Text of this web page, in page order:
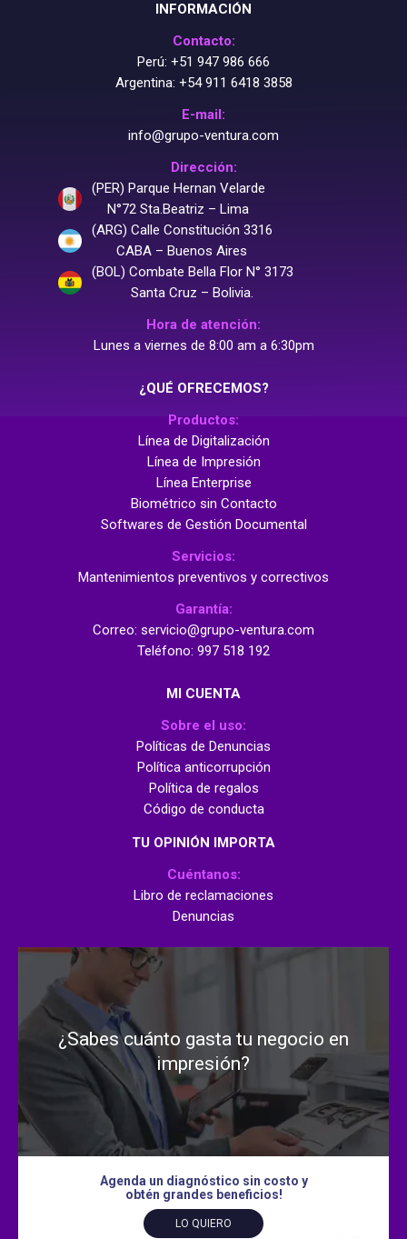
INFORMACIÓN
Contacto:
Perú: +51 947 986 666
Argentina: +54 911 6418 3858
E-mail:
info@grupo-ventura.com
Dirección:
(PER) Parque Hernan Velarde
N°72 Sta.Beatriz – Lima
(ARG) Calle Constitución 3316
CABA – Buenos Aires
(BOL) Combate Bella Flor N° 3173
Santa Cruz – Bolivia.
Hora de atención:
Lunes a viernes de 8:00 am a 6:30pm
¿QUÉ OFRECEMOS?
Productos:
Línea de Digitalización
Línea de Impresión
Línea Enterprise
Biométrico sin Contacto
Softwares de Gestión Documental
Servicios:
Mantenimientos preventivos y correctivos
Garantía:
Correo: servicio@grupo-ventura.com
Teléfono: 997 518 192
MI CUENTA
Sobre el uso:
Políticas de Denuncias
Política anticorrupción
Política de regalos
Código de conducta
TU OPINIÓN IMPORTA
Cuéntanos:
Libro de reclamaciones
Denuncias
¿Sabes cuánto gasta tu negocio en
impresión?
Agenda un diagnóstico sin costo y
obtén grandes beneficios!
LO QUIERO